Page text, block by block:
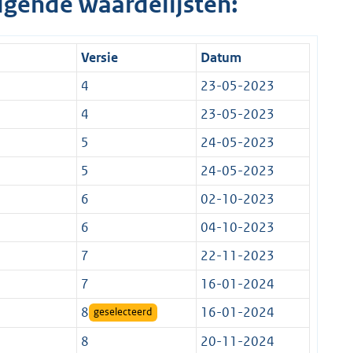
Versie
Datum
4
23-05-2023
4
23-05-2023
5
24-05-2023
5
24-05-2023
6
02-10-2023
6
04-10-2023
7
22-11-2023
7
16-01-2024
8 geselecteerd
16-01-2024
8
20-11-2024